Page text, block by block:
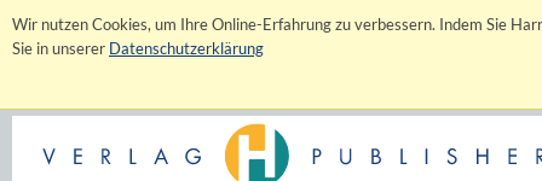
Wir nutzen Cookies, um Ihre Online-Erfahrung zu verbessern. Indem Sie
Sie in unserer Datenschutzerklärung